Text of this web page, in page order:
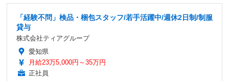
「経験不問」検品・梱包スタッフ/若手活躍中/週休2日制/制服
貸与
株式会社ティアグループ
愛知県
月給23万5,000円～35万円
正社員